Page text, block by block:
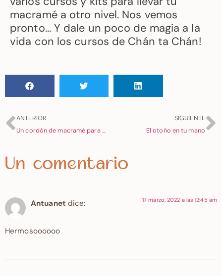
macramé a otro nivel. Nos vemos
pronto… Y dale un poco de magia a la
vida con los cursos de Chán ta Chán!
ANTERIOR
Un cordón de macramé para muchos usos
SIGUIENTE
El otoño en tu mano
Un comentario
Antuanet dice: 17 marzo, 2022 a las 12:45 am
Hermosoooooo